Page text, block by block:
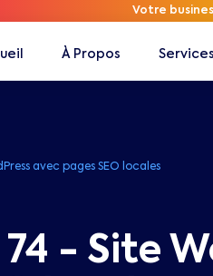
Votre
À Propos Services
avec pages SEO locales
- Site